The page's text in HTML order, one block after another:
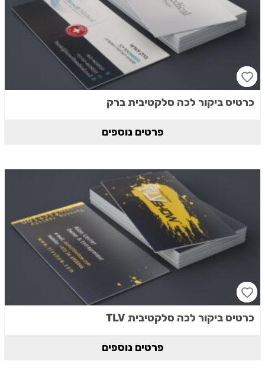
כרטיס ביקור לכה סלקטיבית ברק
פרטים נוספים
כרטיס ביקור לכה סלקטיבית TLV
פרטים נוספים